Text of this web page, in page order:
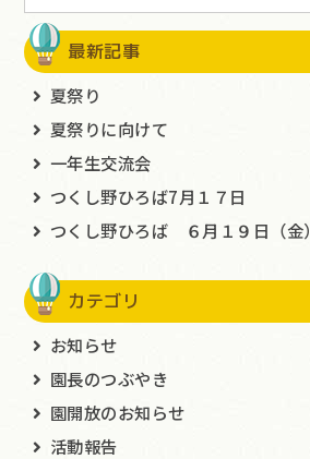
最新記事
夏祭り
夏祭りに向けて
一年生交流会
つくし野ひろば7月１７日
つくし野ひろば ６月１９日（金）
カテゴリ
お知らせ
園長のつぶやき
園開放のお知らせ
活動報告